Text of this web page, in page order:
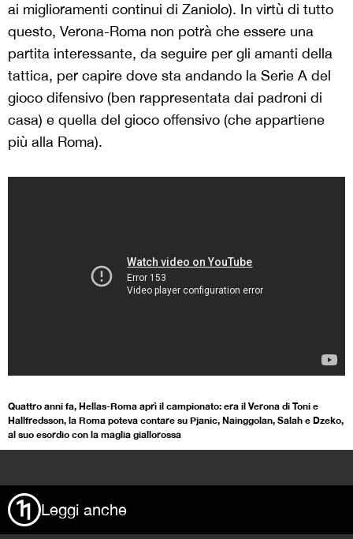
ai miglioramenti continui di Zaniolo). In virtù di tutto
questo, Verona-Roma non potrà che essere una
partita interessante, da seguire per gli amanti della
tattica, per capire dove sta andando la Serie A del
gioco difensivo (ben rappresentata dai padroni di
casa) e quella del gioco offensivo (che appartiene
più alla Roma).
Quattro anni fa, Hellas-Roma aprì il campionato: era il Verona di Toni e
Hallfredsson, la Roma poteva contare su Pjanic, Nainggolan, Salah e Dzeko,
al suo esordio con la maglia giallorossa
Leggi anche